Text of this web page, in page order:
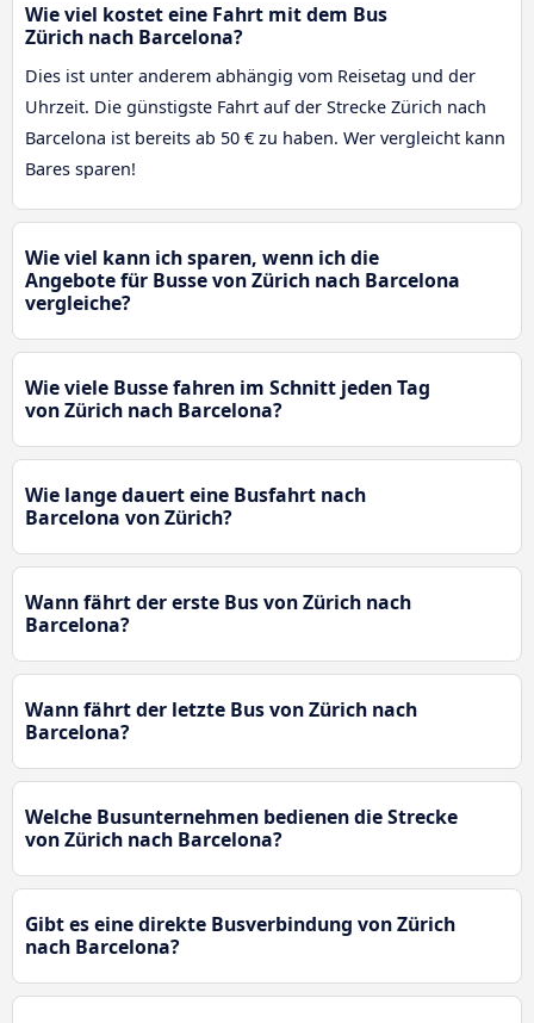
Wie viel kostet eine Fahrt mit dem Bus
Zürich nach Barcelona?
Dies ist unter anderem abhängig vom Reisetag und der
Uhrzeit. Die günstigste Fahrt auf der Strecke Zürich nach
Barcelona ist bereits ab 50 € zu haben. Wer vergleicht kann
Bares sparen!
Wie viel kann ich sparen, wenn ich die
Angebote für Busse von Zürich nach Barcelona
vergleiche?
Wie viele Busse fahren im Schnitt jeden Tag
von Zürich nach Barcelona?
Wie lange dauert eine Busfahrt nach
Barcelona von Zürich?
Wann fährt der erste Bus von Zürich nach
Barcelona?
Wann fährt der letzte Bus von Zürich nach
Barcelona?
Welche Busunternehmen bedienen die Strecke
von Zürich nach Barcelona?
Gibt es eine direkte Busverbindung von Zürich
nach Barcelona?